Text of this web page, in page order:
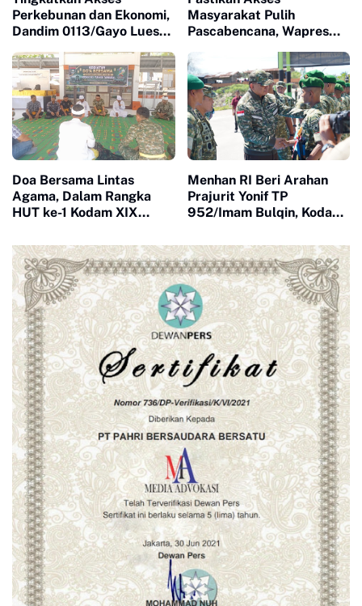
Perkebunan dan Ekonomi,
Dandim 0113/Gayo Lues
Jembatan Garuda Merah
Putih di Desa Pungke Jaya
Masyarakat Pulih
Pascabencana, Wapres
Jembatan Gantung
Kendawi
Doa Bersama Lintas
Agama, Dalam Rangka
HUT ke-1 Kodam XIX
Teguhkan Semangat
Manunggal Bersama
Rakyat
Menhan RI Beri Arahan
Prajurit Yonif TP
952/Imam Bulqin, Kodam
Percepat Penguatan
Satuan